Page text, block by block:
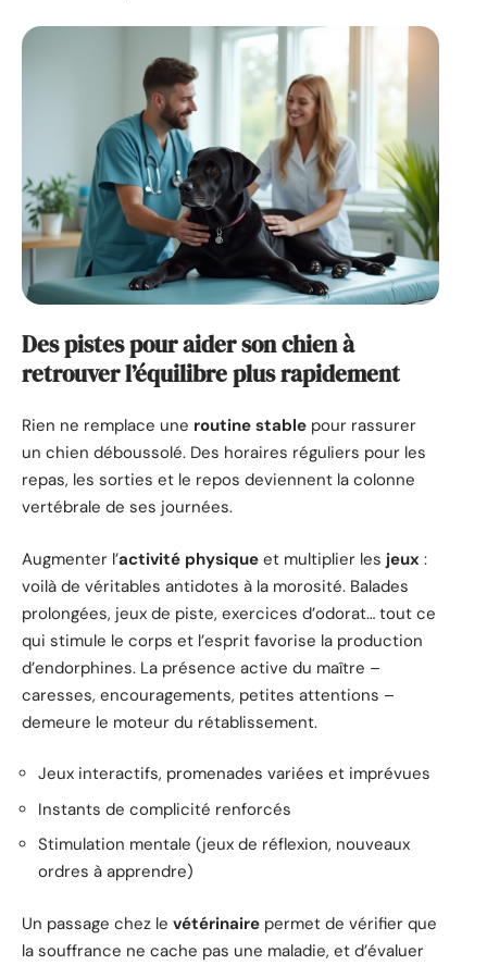
Des pistes pour aider son chien à
retrouver l’équilibre plus rapidement
Rien ne remplace une routine stable pour rassurer
un chien déboussolé. Des horaires réguliers pour les
repas, les sorties et le repos deviennent la colonne
vertébrale de ses journées.
Augmenter l’activité physique et multiplier les jeux :
voilà de véritables antidotes à la morosité. Balades
prolongées, jeux de piste, exercices d’odorat… tout ce
qui stimule le corps et l’esprit favorise la production
d’endorphines. La présence active du maître –
caresses, encouragements, petites attentions –
demeure le moteur du rétablissement.
Jeux interactifs, promenades variées et imprévues
Instants de complicité renforcés
Stimulation mentale (jeux de réflexion, nouveaux
ordres à apprendre)
Un passage chez le vétérinaire permet de vérifier que
la souffrance ne cache pas une maladie, et d’évaluer